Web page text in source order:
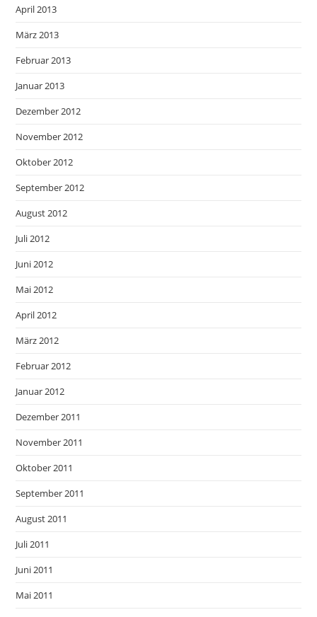
April 2013
März 2013
Februar 2013
Januar 2013
Dezember 2012
November 2012
Oktober 2012
September 2012
August 2012
Juli 2012
Juni 2012
Mai 2012
April 2012
März 2012
Februar 2012
Januar 2012
Dezember 2011
November 2011
Oktober 2011
September 2011
August 2011
Juli 2011
Juni 2011
Mai 2011